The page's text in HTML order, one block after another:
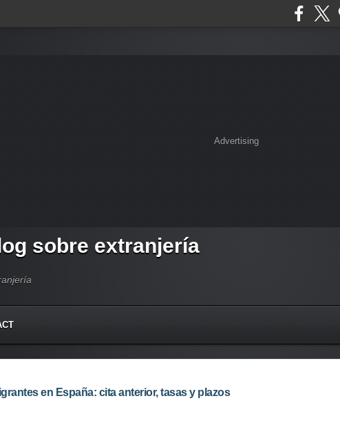
Advertising
sobre extranjería
en España: cita anterior, tasas y plazos